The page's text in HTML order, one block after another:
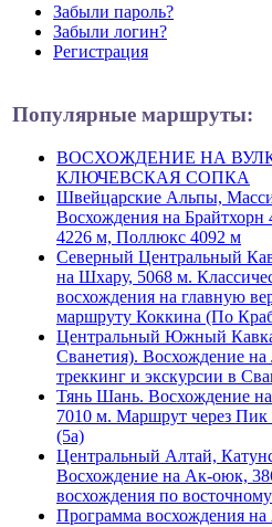
Забыли пароль?
Забыли логин?
Регистрация
Популярные маршруты:
ВОСХОЖДЕНИЕ НА
КЛЮЧЕВСКАЯ СОПКА
Швейцарские Альпы,
Восхождения на Брайтхорн
4226 м, Поллюкс 4092 м
Северный Центральный
на Шхару, 5068 м.
восхождения на главную
маршруту Коккина (По
Центральный Южный
Сванетия). Восхождение на
треккинг и экскурсии в
Тянь Шань. Восхождение
7010 м. Маршрут через Пик
(5а)
Центральный Алтай,
Восхождение на Ак-оюк,
восхождения по
Программа восхождения на